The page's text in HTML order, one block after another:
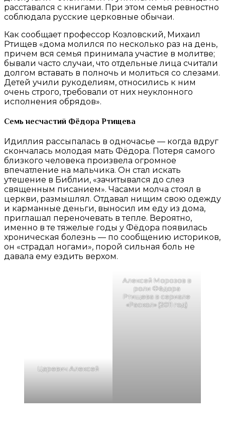
расставался с книгами. При этом семья ревностно
соблюдала русские церковные обычаи.
Как сообщает профессор Козловский, Михаил
Ртищев «дома молился по несколько раз на день,
причем вся семья принимала участие в молитве;
бывали часто случаи, что отдельные лица считали
долгом вставать в полночь и молиться со слезами.
Детей учили рукоделиям, относились к ним
очень строго, требовали от них неуклонного
исполнения обрядов».
Семь несчастий Фёдора Ртищева
Идиллия рассыпалась в одночасье — когда вдруг
скончалась молодая мать Фёдора. Потеря самого
близкого человека произвела огромное
впечатление на мальчика. Он стал искать
утешение в Библии, «зачитывался до слез
священным писанием». Часами молча стоял в
церкви, размышлял. Отдавал нищим свою одежду
и карманные деньги, выносил им еду из дома,
приглашал переночевать в тепле. Вероятно,
именно в те тяжелые годы у Фёдора появилась
хроническая болезнь — по сообщению историков,
он «страдал ногами», порой сильная боль не
давала ему ездить верхом.
Царевич Алексей
Алексей Морозов в
роли Фёдора
Ртищева в сериале
«Раскол» (2011 год)